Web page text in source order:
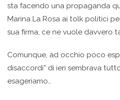
sta facendo una propaganda
Marina La Rosa ai tolk politici
sua firma, ce ne vuole davvero
Comunque, ad occhio poco
disaccordi” di ieri sembrava
esageriamo…